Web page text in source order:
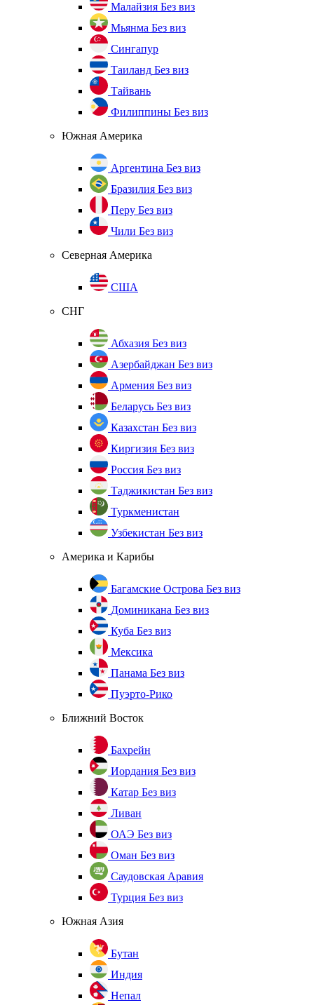
Малайзия Без виз
Мьянма Без виз
Сингапур
Таиланд Без виз
Тайвань
Филиппины Без виз
Южная Америка
Аргентина Без виз
Бразилия Без виз
Перу Без виз
Чили Без виз
Северная Америка
США
СНГ
Абхазия Без виз
Азербайджан Без виз
Армения Без виз
Беларусь Без виз
Казахстан Без виз
Киргизия Без виз
Россия Без виз
Таджикистан Без виз
Туркменистан
Узбекистан Без виз
Америка и Карибы
Багамские Острова Без виз
Доминикана Без виз
Куба Без виз
Мексика
Панама Без виз
Пуэрто-Рико
Ближний Восток
Бахрейн
Иордания Без виз
Катар Без виз
Ливан
ОАЭ Без виз
Оман Без виз
Саудовская Аравия
Турция Без виз
Южная Азия
Бутан
Индия
Непал